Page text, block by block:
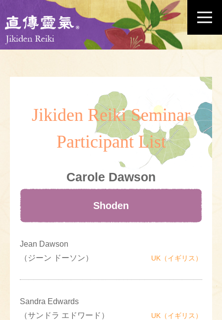
Jikiden Reiki Seminar
Participant List
Carole Dawson
Shoden
Jean Dawson
（ジーン ドーソン）
UK（イギリス）
Sandra Edwards
（サンドラ エドワード）
UK（イギリス）